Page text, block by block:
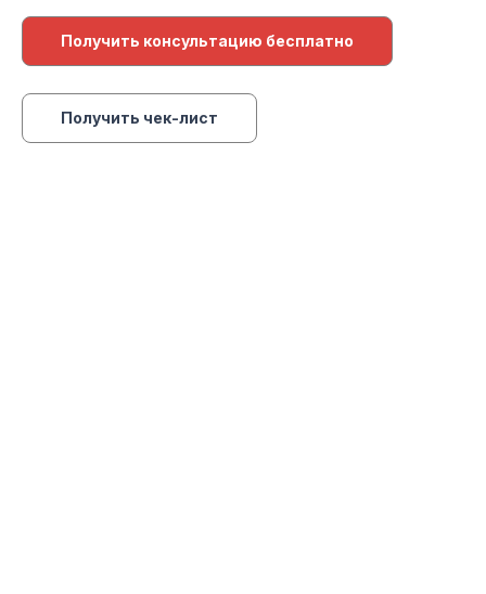
Получить консультацию бесплатно
Получить чек-лист